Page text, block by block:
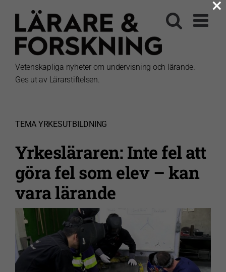
innehållet
Vetenskapliga nyheter om undervisning och lärande.
Ges ut av Lärarstiftelsen.
TEMA YRKESUTBILDNING
Yrkesläraren: Inte fel att
göra fel som elev – kan
vara lärande